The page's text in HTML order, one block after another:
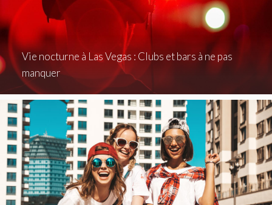
Vie nocturne à Las Vegas : Clubs et bars à ne pas
manquer